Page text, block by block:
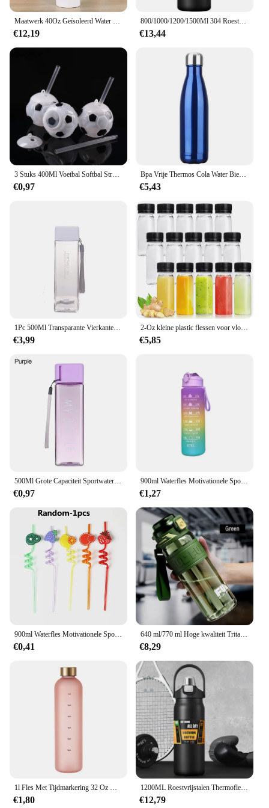
Maatwerk 40Oz Geïsoleerd Water Draagbare Fles Roestvrijstalen Beker Koffiekopje Reiswaterbekers Grote Capaciteit
€12,19
800/1000/1200/1500Ml 304 Roestvrijstalen Thermoskan Met Rietje Thermische Beker Sportvacuümkolven Koud-En Warmwaterkruik
€13,44
3 Stuks 400Ml Voetbal Softbal Stro Cup Ronde Vorm Europese Cup Essentials Plastic Fles Drank Stro Melk Theekop
€0,97
Bpa Vrije Thermos Cola Water Bier Thermos Dubbelwandige Geïsoleerde Vacuümfles Roestvrijstalen Waterfles Voor Sportflessen 500Ml
€5,43
€3,99
2-Oz kleine plastic flessen voor vloeistoffen, gemberschotfles met deksels, herbruikbare bulkdrankcontainers
€5,85
€0,97
900ml Waterfles Motivationele Sport Waterfles Lekvrije Drinkflessen Buitensporten Reizen Waterkoker Drinkwaterfles
€1,27
€0,41
640 ml/770 ml Hoge kwaliteit Tritan Materiaal Waterfles Draagbare Duurzame Gym Fitness Outdoor Sport Fietsen Drinkfles
€8,29
€1,80
1200ML Roestvrijstalen Thermofles Draagbare Thermoskan Grote Capaciteit Thermo Waterfles Tumbler Thermosflessen Outdoor Thermosflessen
€12,79